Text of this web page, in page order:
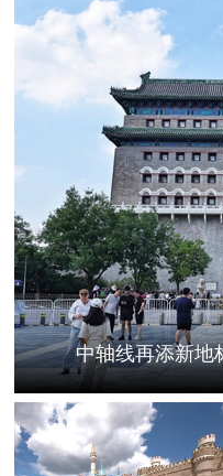
中轴线再添新地